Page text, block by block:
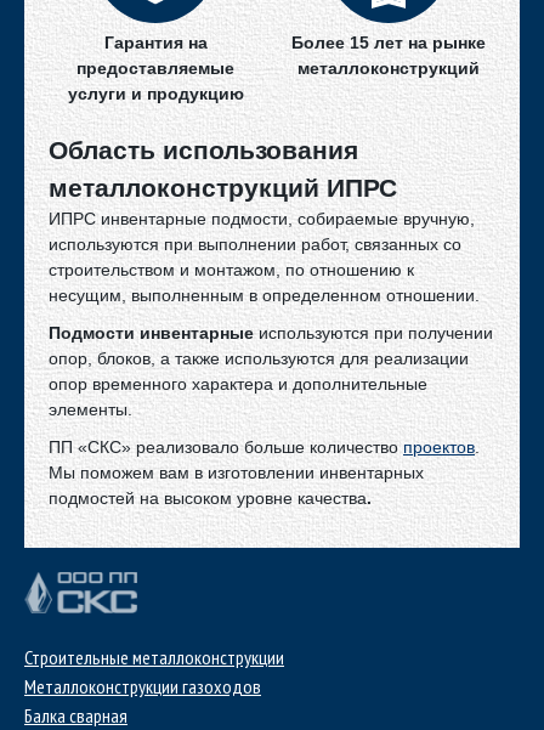
Гарантия на
предоставляемые
услуги и продукцию
Более 15 лет на рынке
металлоконструкций
Область использования
металлоконструкций ИПРС
ИПРС инвентарные подмости, собираемые вручную,
используются при выполнении работ, связанных со
строительством и монтажом, по отношению к
несущим, выполненным в определенном отношении.
Подмости инвентарныеиспользуются при получении
опор, блоков, а также используются для реализации
опор временного характера и дополнительные
элементы.
ПП «СКС» реализовало больше количество проектов.
Мы поможем вам в изготовлении инвентарных
подмостей на высоком уровне качества.
Строительные металлоконструкции
Металлоконструкции газоходов
Балка сварная